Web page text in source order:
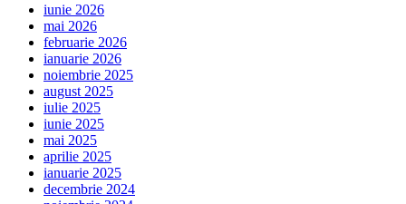
iunie 2026
mai 2026
februarie 2026
ianuarie 2026
noiembrie 2025
august 2025
iulie 2025
iunie 2025
mai 2025
aprilie 2025
ianuarie 2025
decembrie 2024